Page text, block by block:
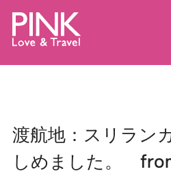
ン
渡航地：スリラン
しめました。